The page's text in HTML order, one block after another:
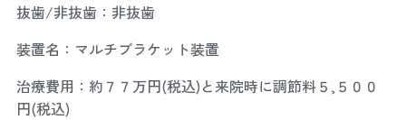
抜歯/非抜歯：非抜歯
装置名：マルチブラケット装置
治療費用：約７７万円(税込)と来院時に調節料５,５００
円(税込)